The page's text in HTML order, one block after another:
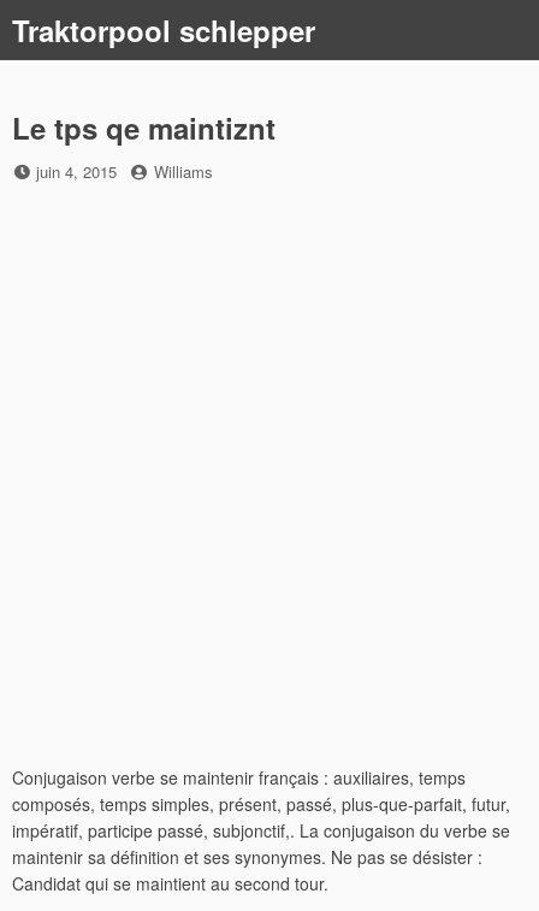
content
Traktorpool schlepper
Le tps qe maintiznt
Posted
juin 4, 2015 by
Williams
Conjugaison verbe se maintenir français : auxiliaires, temps
composés, temps simples, présent, passé, plus-que-parfait, futur,
impératif, participe passé, subjonctif,. La conjugaison du verbe se
maintenir sa définition et ses synonymes. Ne pas se désister :
Candidat qui se maintient au second tour.